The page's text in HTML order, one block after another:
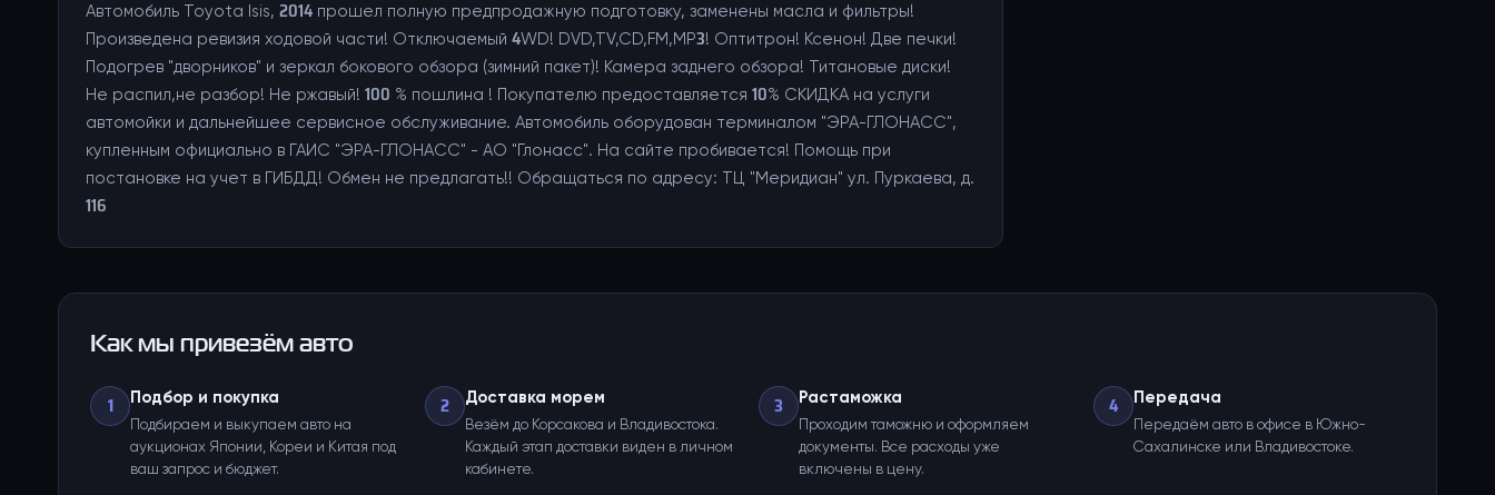
Автомобиль Toyota Isis, 2014 прошел полную предпродажную подготовку, заменены масла и фильтры!
Произведена ревизия ходовой части! Отключаемый 4WD! DVD,TV,CD,FM,MP3! Оптитрон! Ксенон! Две печки!
Подогрев "дворников" и зеркал бокового обзора (зимний пакет)! Камера заднего обзора! Титановые диски!
Не распил,не разбор! Не ржавый! 100 % пошлина ! Покупателю предоставляется 10% СКИДКА на услуги
автомойки и дальнейшее сервисное обслуживание. Автомобиль оборудован терминалом "ЭРА-ГЛОНАСС",
купленным официально в ГАИС "ЭРА-ГЛОНАСС" - АО "Глонасс". На сайте пробивается! Помощь при
постановке на учет в ГИБДД! Обмен не предлагать!! Обращаться по адресу: ТЦ "Меридиан" ул. Пуркаева, д.
116
Как мы привезём авто
1 Подбор и покупка
Подбираем и выкупаем авто на
аукционах Японии, Кореи и Китая под
ваш запрос и бюджет.
2 Доставка морем
Везём до Корсакова и Владивостока.
Каждый этап доставки виден в личном
кабинете.
3 Растаможка
Проходим таможню и оформляем
документы. Все расходы уже
включены в цену.
4 Передача
Передаём авто в офисе в Южно-
Сахалинске или Владивостоке.